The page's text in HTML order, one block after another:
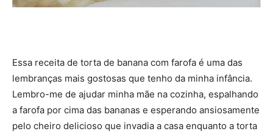
Essa receita de torta de banana com farofa é uma das
lembranças mais gostosas que tenho da minha infância.
Lembro-me de ajudar minha mãe na cozinha, espalhando
a farofa por cima das bananas e esperando ansiosamente
pelo cheiro delicioso que invadia a casa enquanto a torta